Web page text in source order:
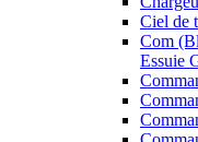
Ciel de
Com
Essuie